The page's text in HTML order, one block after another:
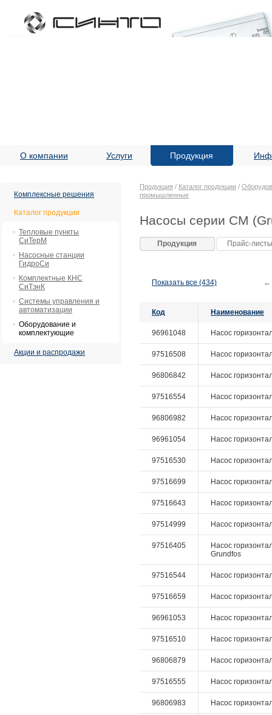
О компании Услуги Продукция
Комплексные решения
Каталог продукции
Тепловые пункты
СиТерМ
Насосные станции
ГидроСи
Комплектные КНС
СиТэнК
Системы управления и
автоматизации
Оборудование и
комплектующие
Акции и распродажи
Продукция / Каталог продукции /
промышленные
Насосы серии CM
Продукция Прайс-
Показать все (434) ←
Код Наименование
96961048 Насос
97516508 Насос
96806842 Насос
97516554 Насос
96806982 Насос
96961054 Насос
97516530 Насос
97516699 Насос
97516643 Насос
97514999 Насос
97516405
Насос
Grundfos
97516544 Насос
97516659 Насос
96961053 Насос
97516510 Насос
96806879 Насос
97516555 Насос
96806983 Насос